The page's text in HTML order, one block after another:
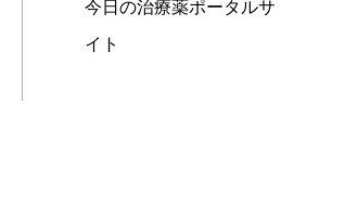
今日の治療薬ポータルサ
イト